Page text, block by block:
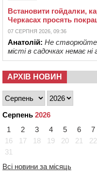
Встановити гойдалки,
Черкасах просять
07 СЕРПНЯ 2026, 09:36
Анатолій: Не створюйте
місті в садочках немає ні
АРХІВ НОВИН
Серпень 2026
1
2 3 4 5 6 7
16
17 18 19 20 21 22
31
Всі новини за місяць